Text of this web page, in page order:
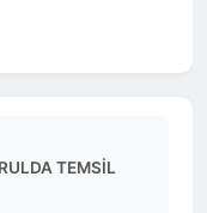
TEMSİL